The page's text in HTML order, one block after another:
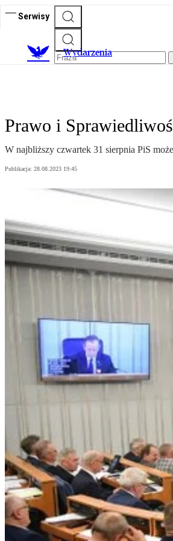
Serwisy
Wydarzenia
Prawo i
W najbliższy czwartek 31 sierpnia PiS
Publikacja: 28.08.2023 19:45